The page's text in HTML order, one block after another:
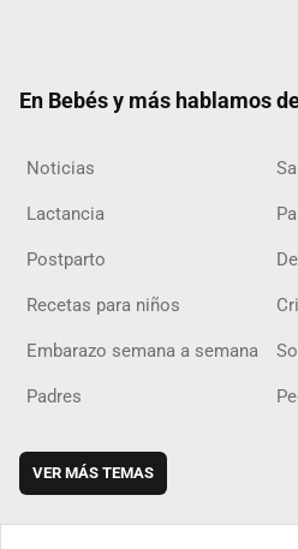
En Bebés y más hablamos
Noticias
Lactancia
Postparto
Recetas para niños
Embarazo semana a semana
Padres
VER MÁS TEMAS